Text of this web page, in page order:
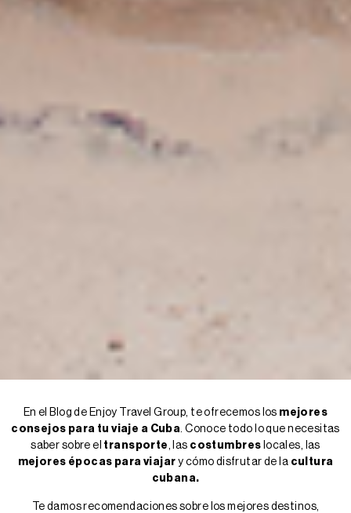
En el Blog de Enjoy Travel Group, te ofrecemos los mejores
consejos para tu viaje a Cuba. Conoce todo lo que necesitas
saber sobre el transporte, las costumbres locales, las
mejores épocas para viajar y cómo disfrutar de la cultura
cubana.
Te damos recomendaciones sobre los mejores destinos,